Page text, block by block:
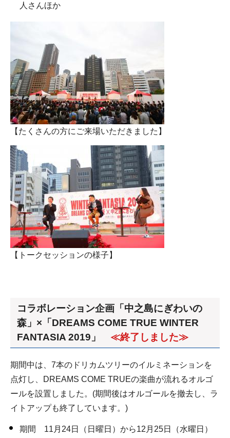
人さんほか
【たくさんの方にご来場いただきました】
【トークセッションの様子】
コラボレーション企画「中之島にぎわいの
森」×「DREAMS COME TRUE WINTER
FANTASIA 2019」 ≪終了しました≫
期間中は、7本のドリカムツリーのイルミネーションを
点灯し、DREAMS COME TRUEの楽曲が流れるオルゴ
ールを設置しました。(期間後はオルゴールを撤去し、ラ
イトアップも終了しています。)
期間 11月24日（日曜日）から12月25日（水曜日）